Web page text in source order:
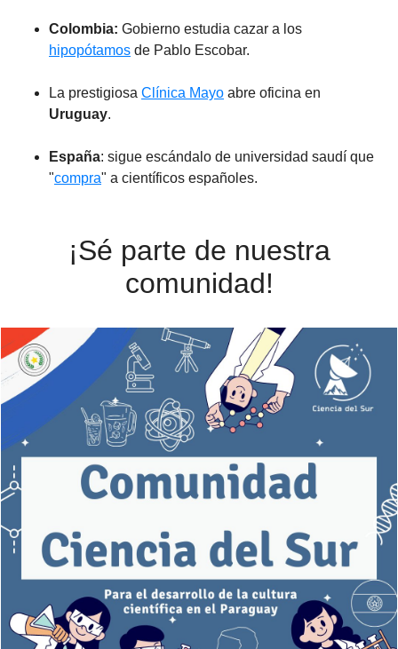
Colombia: Gobierno estudia cazar a los
hipopótamos de Pablo Escobar.
La prestigiosa Clínica Mayo abre oficina en
Uruguay.
España: sigue escándalo de universidad saudí que
"compra" a científicos españoles.
¡Sé parte de nuestra
comunidad!